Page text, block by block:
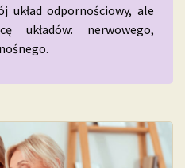
układ odpornościowy, ale
układów: nerwowego,